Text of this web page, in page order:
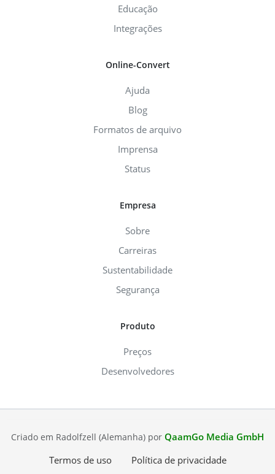
Educação
Integrações
Online-Convert
Ajuda
Blog
Formatos de arquivo
Imprensa
Status
Empresa
Sobre
Carreiras
Sustentabilidade
Segurança
Produto
Preços
Desenvolvedores
Criado em Radolfzell (Alemanha) por QaamGo Media GmbH
Termos de uso
Política de privacidade